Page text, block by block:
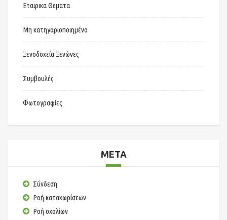
Εταιρικα Θεματα
Μη κατηγοριοποιημένο
Ξενοδοχεία Ξενώνες
Συμβουλές
Φωτογραφίες
META
Σύνδεση
Ροή καταχωρίσεων
Ροή σχολίων